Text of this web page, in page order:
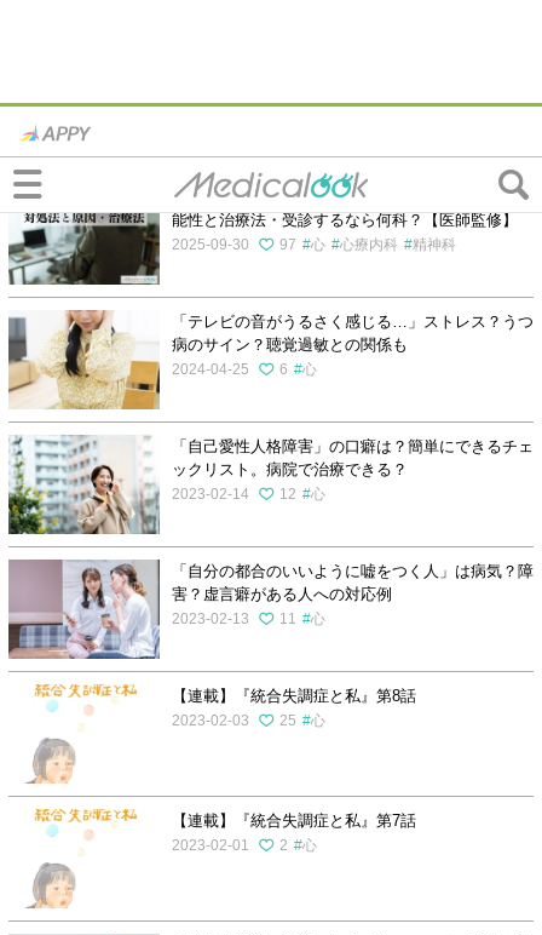
幻聴・幻覚・妄想の記事一覧
幻聴の消し方を知りたい！対処法・原因・病気の可
能性と治療法・受診するなら何科？【医師監修】
2025-09-30 97 心 心療内科 精神科
「テレビの音がうるさく感じる…」ストレス？うつ
病のサイン？聴覚過敏との関係も
2024-04-25 6 心
「自己愛性人格障害」の口癖は？簡単にできるチェ
ックリスト。病院で治療できる？
2023-02-14 12 心
「自分の都合のいいように嘘をつく人」は病気？障
害？虚言癖がある人への対応例
2023-02-13 11 心
【連載】『統合失調症と私』第8話
2023-02-03 25 心
【連載】『統合失調症と私』第7話
2023-02-01 2 心